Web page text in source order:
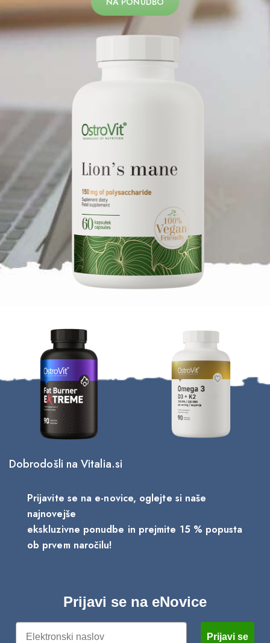
Dobrodošli na Vitalia.si
Prijavite se na e-novice, oglejte si naše
najnovejše
ekskluzivne ponudbe in prejmite 15 % popusta
ob prvem naročilu!
Prijavi se na eNovice
Email
Prijavi se